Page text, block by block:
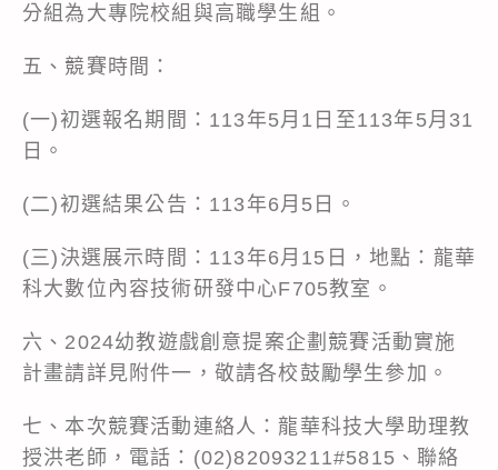
分組為大專院校組與高職學生組。
五、競賽時間：
(一)初選報名期間：113年5月1日至113年5月31
日。
(二)初選結果公告：113年6月5日。
(三)決選展示時間：113年6月15日，地點：龍華
科大數位內容技術研發中心F705教室。
六、2024幼教遊戲創意提案企劃競賽活動實施
計畫請詳見附件一，敬請各校鼓勵學生參加。
七、本次競賽活動連絡人：龍華科技大學助理教
授洪老師，電話：(02)82093211#5815、聯絡